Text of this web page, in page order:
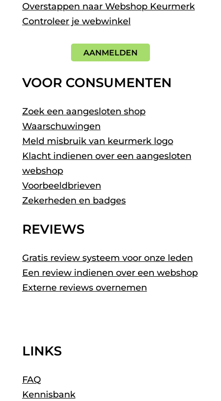
Overstappen naar Webshop Keurmerk
Controleer je webwinkel
AANMELDEN
VOOR CONSUMENTEN
Zoek een aangesloten shop
Waarschuwingen
Meld misbruik van keurmerk logo
Klacht indienen over een aangesloten
webshop
Voorbeeldbrieven
Zekerheden en badges
REVIEWS
Gratis review systeem voor onze leden
Een review indienen over een webshop
Externe reviews overnemen
LINKS
FAQ
Kennisbank